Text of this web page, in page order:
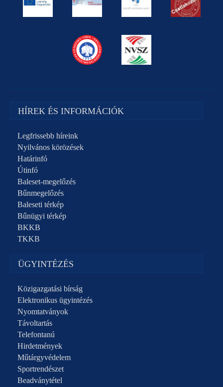
HÍREK ÉS INFORMÁCIÓK
Legfrissebb híreink
Nyilvános körözések
Határinfó
Útinfó
Baleset-megelőzés
Bűnmegelőzés
Baleseti térkép
Bűnügyi térkép
BKKB
TKKB
ÜGYINTÉZÉS
Közigazgatási bírság
Elektronikus ügyintézés
Nyomtatványok
Távoltartás
Telefontanú
Hirdetmények
Műtárgyvédelem
Sportrendészet
Beadványtétel